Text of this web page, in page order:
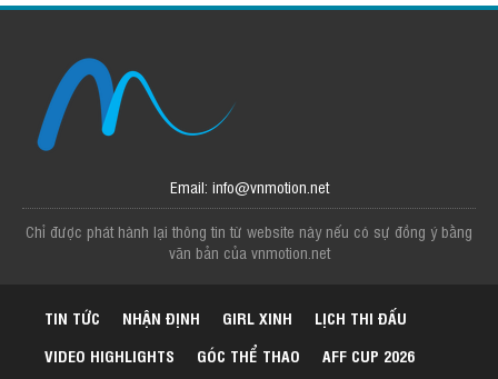
Email: info@vnmotion.net
Chỉ được phát hành lại thông tin từ website này nếu có sự đồng ý bằng
văn bản của vnmotion.net
TIN TỨC NHẬN ĐỊNH GIRL XINH
LỊCH THI ĐẤU
VIDEO HIGHLIGHTS
GÓC THỂ THAO AFF CUP 2026